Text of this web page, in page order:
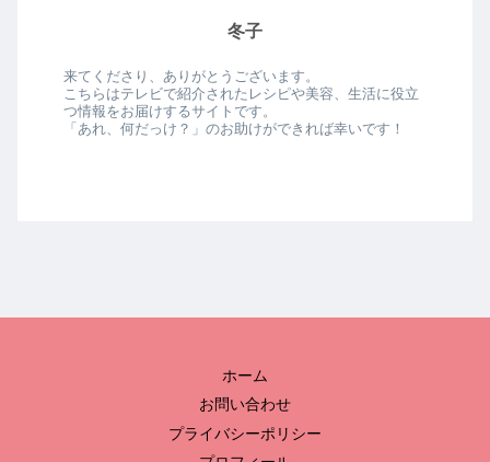
冬子
来てくださり、ありがとうございます。
こちらはテレビで紹介されたレシピや美容、生活に役立
つ情報をお届けするサイトです。
「あれ、何だっけ？」のお助けができれば幸いです！
ホーム
お問い合わせ
プライバシーポリシー